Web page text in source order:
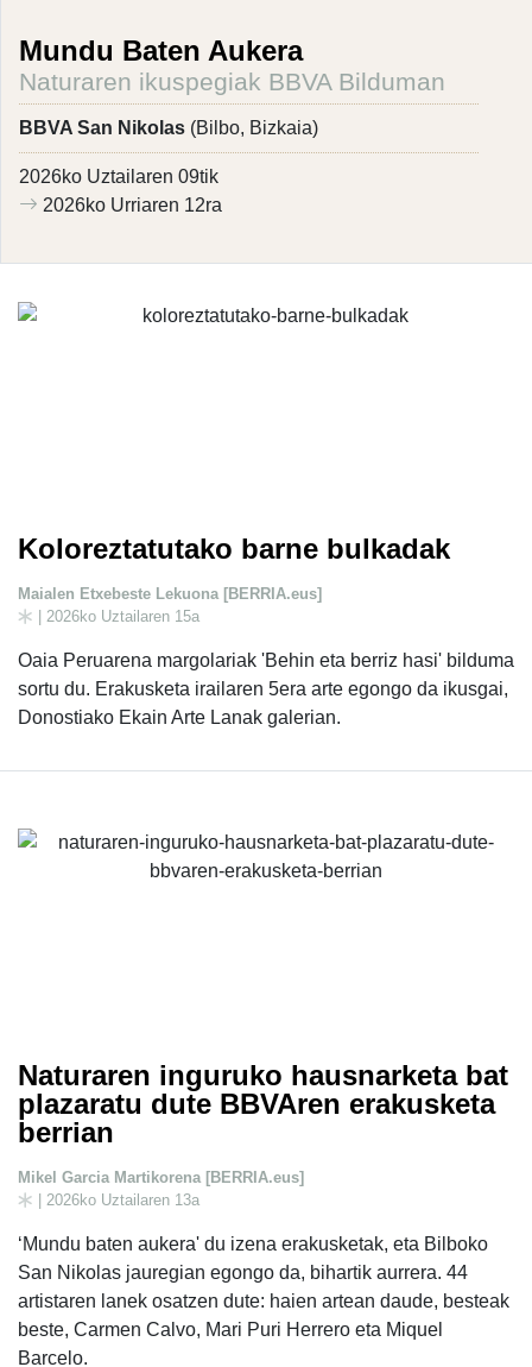
Mundu Baten Aukera
Naturaren ikuspegiak BBVA Bilduman
BBVA San Nikolas (Bilbo, Bizkaia)
2026ko Uztailaren 09tik
2026ko Urriaren 12ra
Koloreztatutako barne bulkadak
Maialen Etxebeste Lekuona [BERRIA.eus]
| 2026ko Uztailaren 15a
Oaia Peruarena margolariak 'Behin eta berriz hasi' bilduma
sortu du. Erakusketa irailaren 5era arte egongo da ikusgai,
Donostiako Ekain Arte Lanak galerian.
Naturaren inguruko hausnarketa bat
plazaratu dute BBVAren erakusketa
berrian
Mikel Garcia Martikorena [BERRIA.eus]
| 2026ko Uztailaren 13a
‘Mundu baten aukera' du izena erakusketak, eta Bilboko
San Nikolas jauregian egongo da, bihartik aurrera. 44
artistaren lanek osatzen dute: haien artean daude, besteak
beste, Carmen Calvo, Mari Puri Herrero eta Miquel
Barcelo.